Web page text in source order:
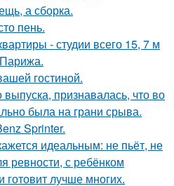
а сборка.
пень.
- студии всего 15, 7 м
гостиной.
признавалась, что во
была на грани срыва.
Sprinter.
идеальным: не пьёт, не
ревности, с ребёнком
готовит лучше многих.